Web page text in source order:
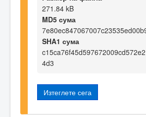
271.84 kB
MD5 сума
SHA1 сума
4d3
Изтеглете сега